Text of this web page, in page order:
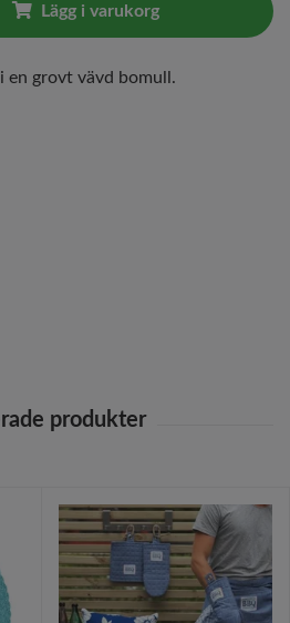
Lägg i varukorg
en grovt vävd bomull.